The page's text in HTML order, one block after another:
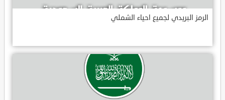
الرمز البريدي لجميع احياء الشملي